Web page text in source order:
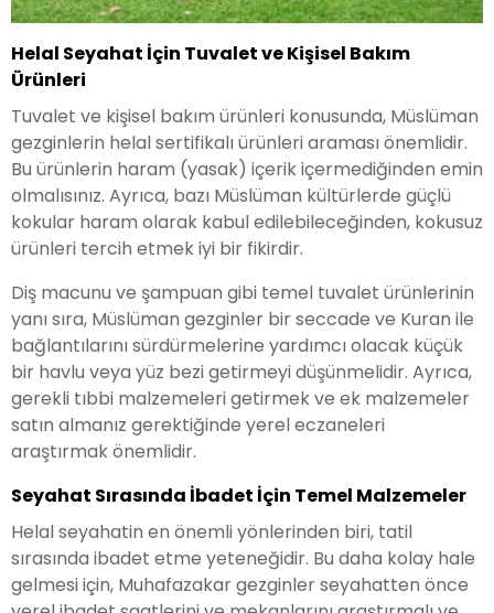
Helal Seyahat İçin Tuvalet ve Kişisel Bakım
Ürünleri
Tuvalet ve kişisel bakım ürünleri konusunda, Müslüman
gezginlerin helal sertifikalı ürünleri araması önemlidir.
Bu ürünlerin haram (yasak) içerik içermediğinden emin
olmalısınız. Ayrıca, bazı Müslüman kültürlerde güçlü
kokular haram olarak kabul edilebileceğinden, kokusuz
ürünleri tercih etmek iyi bir fikirdir.
Diş macunu ve şampuan gibi temel tuvalet ürünlerinin
yanı sıra, Müslüman gezginler bir seccade ve Kuran ile
bağlantılarını sürdürmelerine yardımcı olacak küçük
bir havlu veya yüz bezi getirmeyi düşünmelidir. Ayrıca,
gerekli tıbbi malzemeleri getirmek ve ek malzemeler
satın almanız gerektiğinde yerel eczaneleri
araştırmak önemlidir.
Seyahat Sırasında İbadet İçin Temel Malzemeler
Helal seyahatin en önemli yönlerinden biri, tatil
sırasında ibadet etme yeteneğidir. Bu daha kolay hale
gelmesi için, Muhafazakar gezginler seyahatten önce